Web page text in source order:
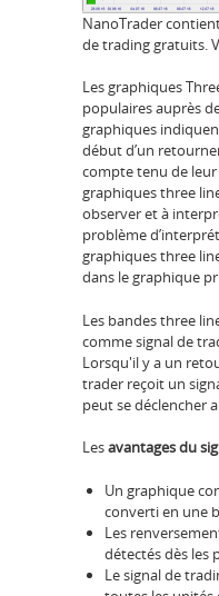
NanoTrader
de trading gratuits.
Les graphiques
populaires auprès
graphiques
début d’un
compte tenu de leur
graphiques three
observer et à
problème
graphiques three
dans le graphique
Les bandes three
comme signal de
Lorsqu'il y a un
trader reçoit un
peut se déclencher
Lesavantages du
Un graphique
converti en une
Les
détectés dès les
Le signal de